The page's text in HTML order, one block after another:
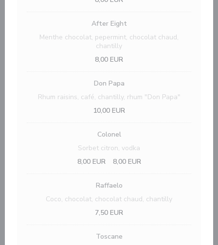
After Eight
Menthe chocolat, pepermint, chocolat chaud,
chantilly
8,00 EUR
Don Papa
Rhum raisins, café, chantilly, rhum "Don Papa"
10,00 EUR
Colonel
Sorbet citron, vodka
8,00 EUR
8,00 EUR
Raffaelo
Coco, chocolat, chocolat chaud, chantilly
7,50 EUR
Toscane